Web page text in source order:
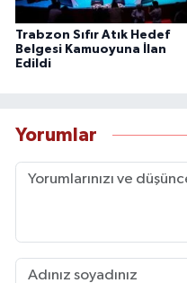
Trabzon Sıfır Atık Hedef
Belgesi Kamuoyuna İlan
Edildi
Yorumlar